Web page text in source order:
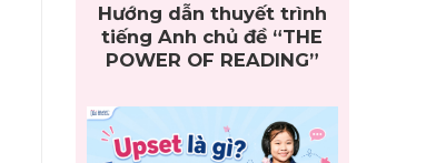
Hướng dẫn thuyết trình
tiếng Anh chủ đề “THE
POWER OF READING”